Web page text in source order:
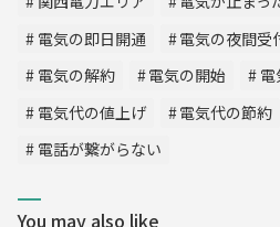
電気の即日開通
電気の夜間受
電気の解約
電気の開始
電
電気代の値上げ
電気代の節約
電話が繋がらない
You may also like